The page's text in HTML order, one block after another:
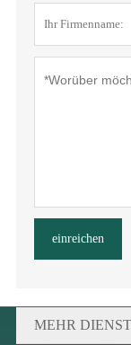
einreichen
MEHR